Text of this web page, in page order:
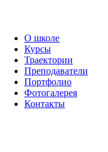
О школе
Курсы
Траектории
Преподаватели
Портфолио
Фотогалерея
Контакты